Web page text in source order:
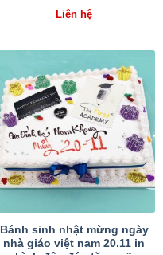
Liên hệ
Bánh sinh nhật mừng ngày
nhà giáo việt nam 20.11 in